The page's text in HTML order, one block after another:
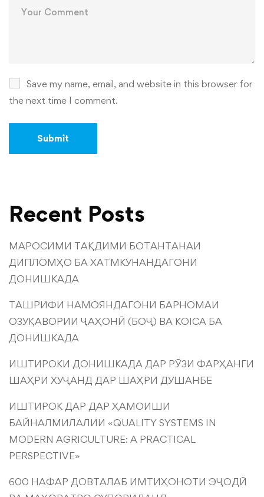
Save my name, email, and website in this browser for
the next time I comment.
Recent Posts
МАРОСИМИ ТАҚДИМИ БОТАНТАНАИ
ДИПЛОМҲО БА ХАТМКУНАНДАГОНИ
ДОНИШКАДА
ТАШРИФИ НАМОЯНДАГОНИ БАРНОМАИ
ОЗУҚАВОРИИ ҶАҲОНӢ (БОҶ) ВА KOICA БА
ДОНИШКАДА
ИШТИРОКИ ДОНИШКАДА ДАР РӮЗИ ФАРҲАНГИ
ШАҲРИ ХУҶАНД ДАР ШАҲРИ ДУШАНБЕ
ИШТИРОК ДАР ДАР ҲАМОИШИ
БАЙНАЛМИЛАЛИИ «QUALITY SYSTEMS IN
MODERN AGRICULTURE: A PRACTICAL
PERSPECTIVE»
600 НАФАР ДОВТАЛАБ ИМТИҲОНОТИ ЭҶОДӢ